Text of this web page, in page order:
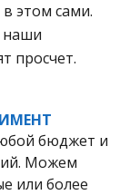
в этом сами.
наши
просчет.
бюджет и
Можем
или более